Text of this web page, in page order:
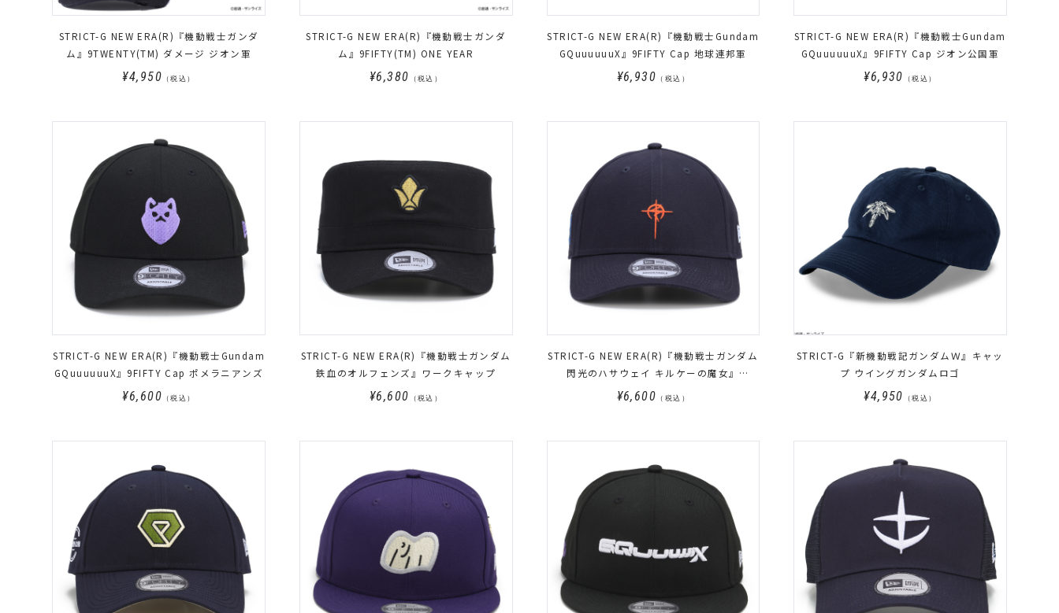
STRICT-G NEW ERA(R)『機動戦士ガンダ
ム』9TWENTY(TM) ダメージ ジオン軍
¥4,950 （税込）
STRICT-G NEW ERA(R)『機動戦士ガンダ
ム』9FIFTY(TM) ONE YEAR
¥6,380 （税込）
STRICT-G NEW ERA(R)『機動戦士Gundam
GQuuuuuuX』9FIFTY Cap 地球連邦軍
¥6,930 （税込）
STRICT-G NEW ERA(R)『機動戦士Gundam
GQuuuuuuX』9FIFTY Cap ジオン公国軍
¥6,930 （税込）
STRICT-G NEW ERA(R)『機動戦士Gundam
GQuuuuuuX』9FIFTY Cap ポメラニアンズ
¥6,600 （税込）
STRICT-G NEW ERA(R)『機動戦士ガンダム
鉄血のオルフェンズ』ワークキャップ
¥6,600 （税込）
STRICT-G NEW ERA(R)『機動戦士ガンダム
閃光のハサウェイ キルケーの魔女』
9FORTY Cap
¥6,600 （税込）
STRICT-G『新機動戦記ガンダムＷ』キャッ
プ ウイングガンダムロゴ
¥4,950 （税込）